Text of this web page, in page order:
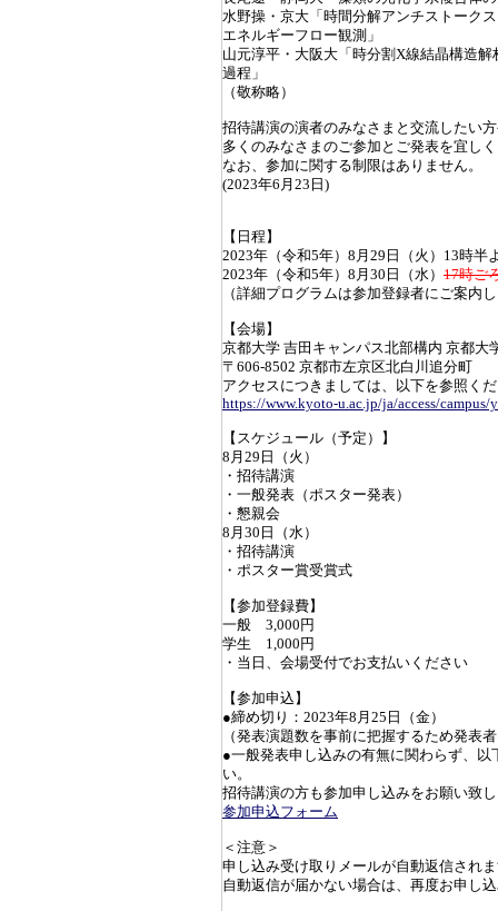
水野操・京大「時間分解アンチストーク
エネルギーフロー観測」
山元淳平・大阪大「時分割X線結晶構造
過程」
（敬称略）
招待講演の演者のみなさまと交流したい
多くのみなさまのご参加とご発表を宜し
なお、参加に関する制限はありません。
(2023年6月23日)
【日程】
2023年（令和5年）8月29日（火）13時半
2023年（令和5年）8月30日（水） 17時ご
（詳細プログラムは参加登録者にご案内
【会場】
京都大学 吉田キャンパス北部構内 京都大
〒606-8502 京都市左京区北白川追分町
アクセスにつきましては、以下を参照く
https://www.kyoto-u.ac.jp/ja/access/campus/
【スケジュール（予定）】
8月29日（火）
・招待講演
・一般発表（ポスター発表）
・懇親会
8月30日（水）
・招待講演
・ポスター賞受賞式
【参加登録費】
一般 3,000円
学生 1,000円
・当日、会場受付でお支払いください
【参加申込】
●締め切り：2023年8月25日（金）
（発表演題数を事前に把握するため発表
●一般発表申し込みの有無に関わらず、
い。
招待講演の方も参加申し込みをお願い致
参加申込フォーム
＜注意＞
申し込み受け取りメールが自動返信され
自動返信が届かない場合は、再度お申し